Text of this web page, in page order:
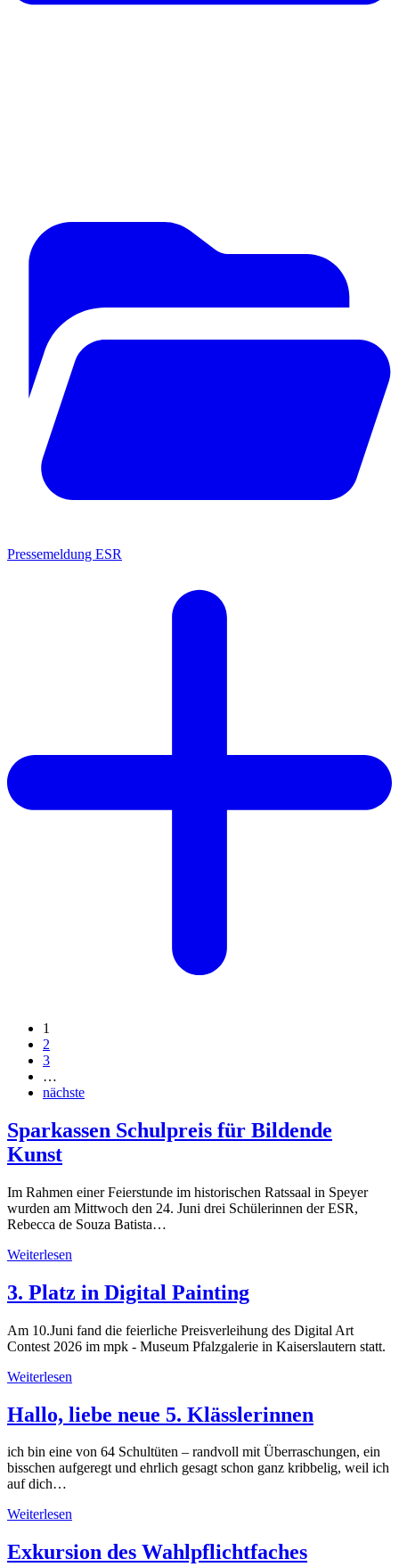
Pressemeldung ESR
1
2
3
…
nächste
Sparkassen Schulpreis für Bildende
Kunst
Im Rahmen einer Feierstunde im historischen Ratssaal in Speyer
wurden am Mittwoch den 24. Juni drei Schülerinnen der ESR,
Rebecca de Souza Batista…
Weiterlesen
3. Platz in Digital Painting
Am 10.Juni fand die feierliche Preisverleihung des Digital Art
Contest 2026 im mpk - Museum Pfalzgalerie in Kaiserslautern statt.
Weiterlesen
Hallo, liebe neue 5. Klässlerinnen
ich bin eine von 64 Schultüten – randvoll mit Überraschungen, ein
bisschen aufgeregt und ehrlich gesagt schon ganz kribbelig, weil ich
auf dich…
Weiterlesen
Exkursion des Wahlpflichtfaches